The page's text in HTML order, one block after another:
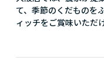
て、季節のくだものを
ィッチをご賞味いただ